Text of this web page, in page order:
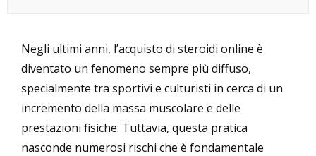
Negli ultimi anni, l’acquisto di steroidi online è
diventato un fenomeno sempre più diffuso,
specialmente tra sportivi e culturisti in cerca di un
incremento della massa muscolare e delle
prestazioni fisiche. Tuttavia, questa pratica
nasconde numerosi rischi che è fondamentale